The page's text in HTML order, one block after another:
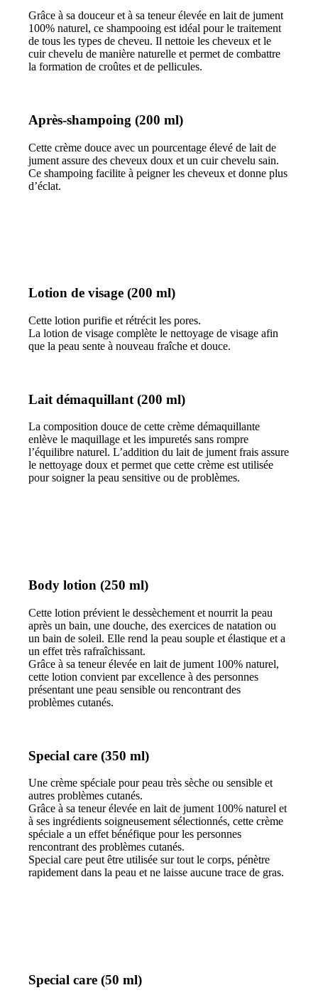
Grâce à sa douceur et à sa teneur élevée en lait de jument
100% naturel, ce shampooing est idéal pour le traitement
de tous les types de cheveu. Il nettoie les cheveux et le
cuir chevelu de manière naturelle et permet de combattre
la formation de croûtes et de pellicules.
Après-shampoing (200 ml)
Cette crème douce avec un pourcentage élevé de lait de
jument assure des cheveux doux et un cuir chevelu sain.
Ce shampoing facilite à peigner les cheveux et donne plus
d’éclat.
Lotion de visage (200 ml)
Cette lotion purifie et rétrécit les pores.
La lotion de visage complète le nettoyage de visage afin
que la peau sente à nouveau fraîche et douce.
Lait démaquillant (200 ml)
La composition douce de cette crème démaquillante
enlève le maquillage et les impuretés sans rompre
l’équilibre naturel. L’addition du lait de jument frais assure
le nettoyage doux et permet que cette crème est utilisée
pour soigner la peau sensitive ou de problèmes.
Body lotion (250 ml)
Cette lotion prévient le dessèchement et nourrit la peau
après un bain, une douche, des exercices de natation ou
un bain de soleil. Elle rend la peau souple et élastique et a
un effet très rafraîchissant.
Grâce à sa teneur élevée en lait de jument 100% naturel,
cette lotion convient par excellence à des personnes
présentant une peau sensible ou rencontrant des
problèmes cutanés.
Special care (350 ml)
Une crème spéciale pour peau très sèche ou sensible et
autres problèmes cutanés.
Grâce à sa teneur élevée en lait de jument 100% naturel et
à ses ingrédients soigneusement sélectionnés, cette crème
spéciale a un effet bénéfique pour les personnes
rencontrant des problèmes cutanés.
Special care peut être utilisée sur tout le corps, pénètre
rapidement dans la peau et ne laisse aucune trace de gras.
Special care (50 ml)